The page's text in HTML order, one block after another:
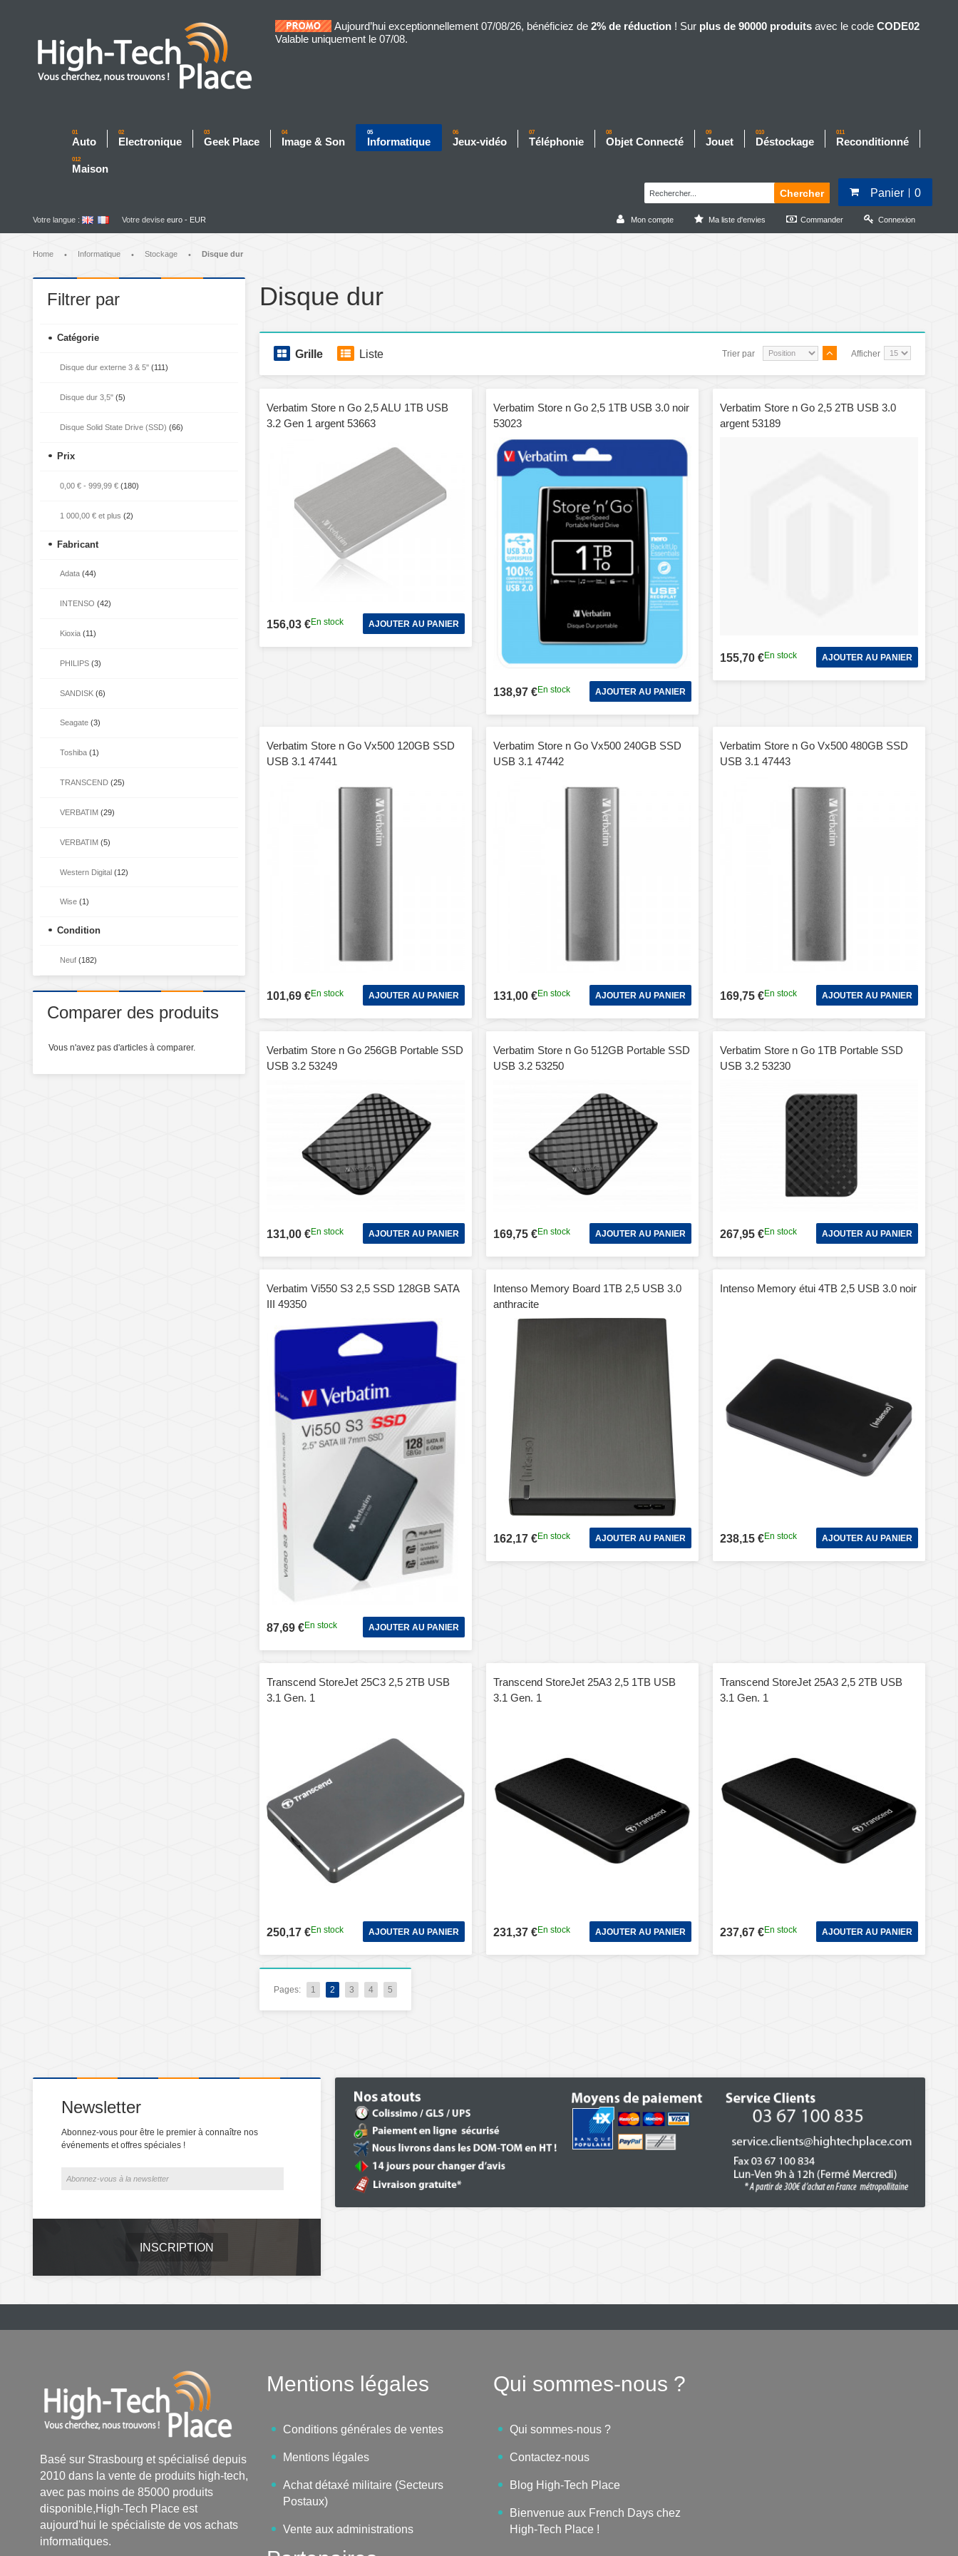
Aujourd’hui exceptionnellement 07/08/26, bénéficiez de 2% de réduction ! Sur plus de 90000 produits avec le code CODE02
Valable uniquement le 07/08.
01
Auto
02
Electronique
03
Geek Place
04
Image & Son
05
Informatique
06
Jeux-vidéo
07
Téléphonie
08
Objet Connecté
09
Jouet
010
Déstockage
011
Reconditionné
012
Maison
Panier
0
Chercher
Mon compte Ma liste d'envies Commander Connexion
Votre langue : Votre devise euro - EUR
Home • Informatique • Stockage • Disque dur
Disque dur
Grille Liste Afficher
Trier par
Verbatim Store n Go 2,5 ALU 1TB USB
3.2 Gen 1 argent 53663
156,03 €En stock AJOUTER AU PANIER
Verbatim Store n Go 2,5 1TB USB 3.0 noir
53023
138,97 €En stock AJOUTER AU PANIER
Verbatim Store n Go 2,5 2TB USB 3.0
argent 53189
155,70 €En stock AJOUTER AU PANIER
Verbatim Store n Go Vx500 120GB SSD
USB 3.1 47441
101,69 €En stock AJOUTER AU PANIER
Verbatim Store n Go Vx500 240GB SSD
USB 3.1 47442
131,00 €En stock AJOUTER AU PANIER
Verbatim Store n Go Vx500 480GB SSD
USB 3.1 47443
169,75 €En stock AJOUTER AU PANIER
Verbatim Store n Go 256GB Portable SSD
USB 3.2 53249
131,00 €En stock AJOUTER AU PANIER
Verbatim Store n Go 512GB Portable SSD
USB 3.2 53250
169,75 €En stock AJOUTER AU PANIER
Verbatim Store n Go 1TB Portable SSD
USB 3.2 53230
267,95 €En stock AJOUTER AU PANIER
Verbatim Vi550 S3 2,5 SSD 128GB SATA
III 49350
87,69 €En stock AJOUTER AU PANIER
Intenso Memory Board 1TB 2,5 USB 3.0
anthracite
162,17 €En stock AJOUTER AU PANIER
Intenso Memory étui 4TB 2,5 USB 3.0 noir
238,15 €En stock AJOUTER AU PANIER
Transcend StoreJet 25C3 2,5 2TB USB
3.1 Gen. 1
250,17 €En stock AJOUTER AU PANIER
Transcend StoreJet 25A3 2,5 1TB USB
3.1 Gen. 1
231,37 €En stock AJOUTER AU PANIER
Transcend StoreJet 25A3 2,5 2TB USB
3.1 Gen. 1
237,67 €En stock AJOUTER AU PANIER
Pages: 1 2 3 4 5
Filtrer par
Catégorie
Disque dur externe 3 & 5'' (111)
Disque dur 3,5" (5)
Disque Solid State Drive (SSD) (66)
Prix
0,00 € - 999,99 € (180)
1 000,00 € et plus (2)
Fabricant
Adata (44)
INTENSO (42)
Kioxia (11)
PHILIPS (3)
SANDISK (6)
Seagate (3)
Toshiba (1)
TRANSCEND (25)
VERBATIM (29)
VERBATIM (5)
Western Digital (12)
Wise (1)
Condition
Neuf (182)
Comparer des produits
Vous n'avez pas d'articles à comparer.
Newsletter
Abonnez-vous pour être le premier à connaître nos
événements et offres spéciales !
INSCRIPTION
Basé sur Strasbourg et spécialisé depuis
2010 dans la vente de produits high-tech,
avec pas moins de 85000 produits
disponible,High-Tech Place est
aujourd'hui le spécialiste de vos achats
informatiques.
Mentions légales
Conditions générales de ventes
Mentions légales
Achat détaxé militaire (Secteurs
Postaux)
Vente aux administrations
Qui sommes-nous ?
Qui sommes-nous ?
Contactez-nous
Blog High-Tech Place
Bienvenue aux French Days chez
High-Tech Place !